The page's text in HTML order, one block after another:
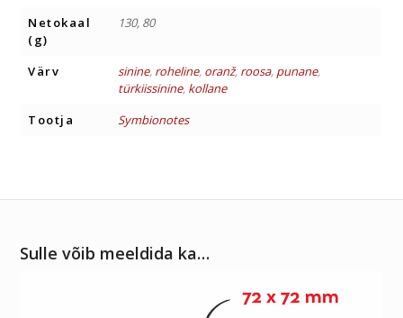
Netokaal
(g)
130, 80
Värv sinine, roheline, oranž, roosa, punane,
türkiissinine, kollane
Tootja
Symbionotes
Sulle võib meeldida ka…